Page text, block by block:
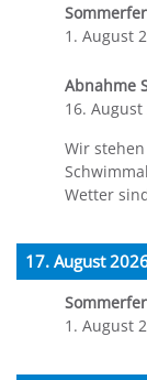
1. August
Abnahme
16. August
Wir
Wetter
17. August
1. August